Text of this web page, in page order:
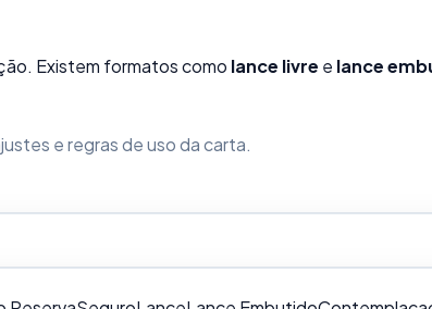
Existem formatos como lance livre e lance
e regras de uso da carta.